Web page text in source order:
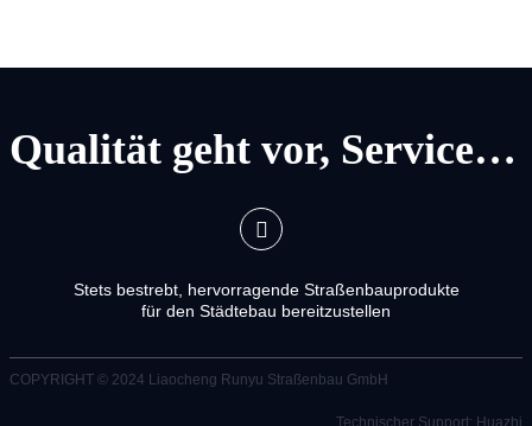
Qualität geht vor, Service geht vor
Stets bestrebt, hervorragende Straßenbauprodukte
für den Städtebau bereitzustellen
COPYRIGHT © 2024 Liaocheng Runyu Straßenbau GmbH
Technischer Support: Huazhi